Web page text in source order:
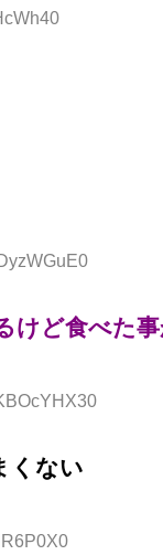
けど食べた
くない